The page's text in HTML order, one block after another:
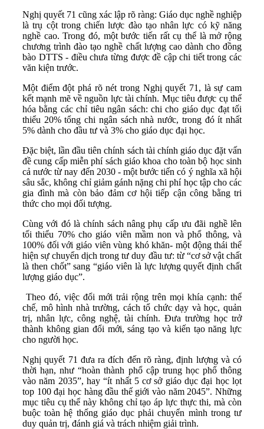
Nghị quyết 71 cũng xác lập rõ ràng: Giáo dục nghề nghiệp
là trụ cột trong chiến lược đào tạo nhân lực có kỹ năng
nghề cao. Trong đó, một bước tiến rất cụ thể là mở rộng
chương trình đào tạo nghề chất lượng cao dành cho đồng
bào DTTS - điều chưa từng được đề cập chi tiết trong các
văn kiện trước.
Một điểm đột phá rõ nét trong Nghị quyết 71, là sự cam
kết mạnh mẽ về nguồn lực tài chính. Mục tiêu được cụ thể
hóa bằng các chỉ tiêu ngân sách: chi cho giáo dục đạt tối
thiểu 20% tổng chi ngân sách nhà nước, trong đó ít nhất
5% dành cho đầu tư và 3% cho giáo dục đại học.
Đặc biệt, lần đầu tiên chính sách tài chính giáo dục đặt vấn
đề cung cấp miễn phí sách giáo khoa cho toàn bộ học sinh
cả nước từ nay đến 2030 - một bước tiến có ý nghĩa xã hội
sâu sắc, không chỉ giảm gánh nặng chi phí học tập cho các
gia đình mà còn bảo đảm cơ hội tiếp cận công bằng tri
thức cho mọi đối tượng.
Cùng với đó là chính sách nâng phụ cấp ưu đãi nghề lên
tối thiểu 70% cho giáo viên mầm non và phổ thông, và
100% đối với giáo viên vùng khó khăn- một động thái thể
hiện sự chuyển dịch trong tư duy đầu tư: từ “cơ sở vật chất
là then chốt” sang “giáo viên là lực lượng quyết định chất
lượng giáo dục”.
Theo đó, việc đổi mới trải rộng trên mọi khía cạnh: thể
chế, mô hình nhà trường, cách tổ chức dạy và học, quản
trị, nhân lực, công nghệ, tài chính. Đưa trường học trở
thành không gian đổi mới, sáng tạo và kiến tạo năng lực
cho người học.
Nghị quyết 71 đưa ra đích đến rõ ràng, định lượng và có
thời hạn, như “hoàn thành phổ cập trung học phổ thông
vào năm 2035”, hay “ít nhất 5 cơ sở giáo dục đại học lọt
top 100 đại học hàng đầu thế giới vào năm 2045”. Những
mục tiêu cụ thể này không chỉ tạo áp lực thực thi, mà còn
buộc toàn hệ thống giáo dục phải chuyển mình trong tư
duy quản trị, đánh giá và trách nhiệm giải trình.